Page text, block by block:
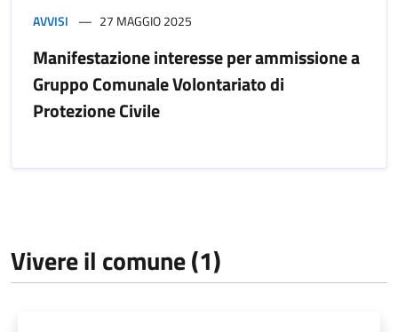
AVVISI 27 MAGGIO 2025
Manifestazione interesse per ammissione a
Gruppo Comunale Volontariato di
Protezione Civile
Vivere il comune (1)